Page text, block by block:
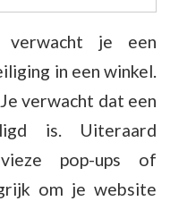
je een
in een winkel.
verwacht dat een
is. Uiteraard
pop-ups of
om je website